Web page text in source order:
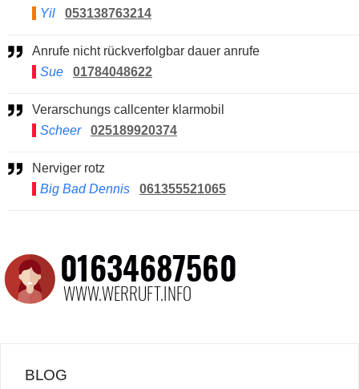
Yil
053138763214
Anrufe nicht rückverfolgbar dauer anrufe
Sue
01784048622
Verarschungs callcenter klarmobil
Scheer
025189920374
Nerviger rotz
Big Bad Dennis
061355521065
BLOG